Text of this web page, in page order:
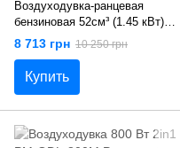
Воздуходувка-ранцевая
бензиновая 52см³ (1.45 кВт)
производительность 890 м³/
мин (бак 1.5 л) Yato YT-85192
8 713 грн 10 250 грн
Купить